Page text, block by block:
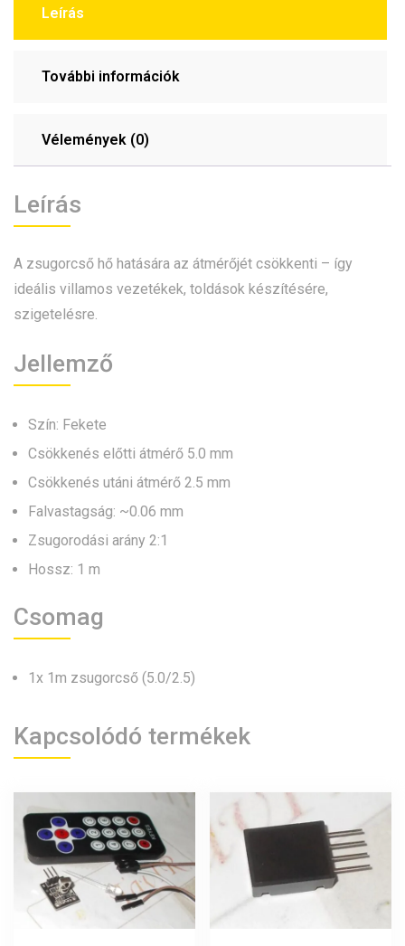
Leírás
További információk
Vélemények (0)
Leírás
A zsugorcső hő hatására az átmérőjét csökkenti – így
ideális villamos vezetékek, toldások készítésére,
szigetelésre.
Jellemző
Szín: Fekete
Csökkenés előtti átmérő 5.0 mm
Csökkenés utáni átmérő 2.5 mm
Falvastagság: ~0.06 mm
Zsugorodási arány 2:1
Hossz: 1 m
Csomag
1x 1m zsugorcső (5.0/2.5)
Kapcsolódó termékek